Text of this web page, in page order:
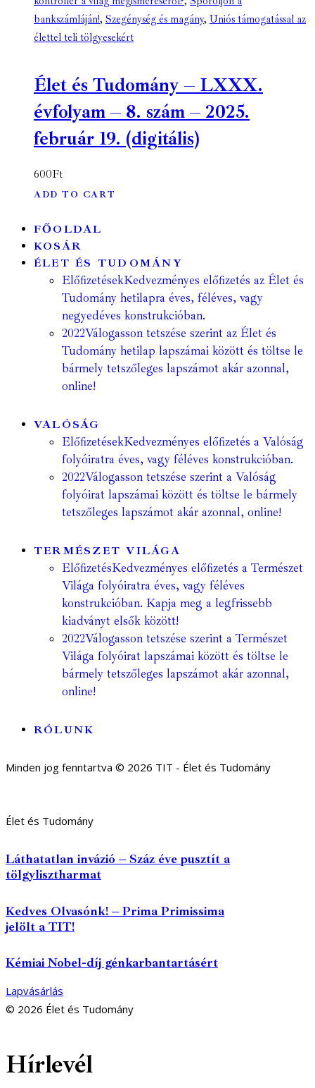
bankszámláján!, Szegénység és magány, Uniós támogatással az
élettel teli tölgyesekért
Élet és Tudomány – LXXX.
évfolyam – 8. szám – 2025.
február 19. (digitális)
600Ft
ADD TO CART
FŐOLDAL
KOSÁR
ÉLET ÉS TUDOMÁNY
ElőfizetésekKedvezményes előfizetés az Élet és
Tudomány hetilapra éves, féléves, vagy
negyedéves konstrukcióban.
2022Válogasson tetszése szerint az Élet és
Tudomány hetilap lapszámai között és töltse le
bármely tetszőleges lapszámot akár azonnal,
online!
VALÓSÁG
ElőfizetésekKedvezményes előfizetés a Valóság
folyóiratra éves, vagy féléves konstrukcióban.
2022Válogasson tetszése szerint a Valóság
folyóirat lapszámai között és töltse le bármely
tetszőleges lapszámot akár azonnal, online!
TERMÉSZET VILÁGA
ElőfizetésKedvezményes előfizetés a Természet
Világa folyóiratra éves, vagy féléves
konstrukcióban. Kapja meg a legfrissebb
kiadványt elsők között!
2022Válogasson tetszése szerint a Természet
Világa folyóirat lapszámai között és töltse le
bármely tetszőleges lapszámot akár azonnal,
online!
RÓLUNK
Minden jog fenntartva © 2026 TIT - Élet és Tudomány
Élet és Tudomány
Láthatatlan invázió – Száz éve pusztít a
tölgylisztharmat
Kedves Olvasónk! – Prima Primissima
jelölt a TIT!
Kémiai Nobel-díj génkarbantartásért
Lapvásárlás
© 2026 Élet és Tudomány
Hírlevél